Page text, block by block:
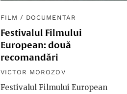
FILM / DOCUMENTAR
Festivalul Filmului
European: două
recomandări
VICTOR MOROZOV
Festivalul Filmului European